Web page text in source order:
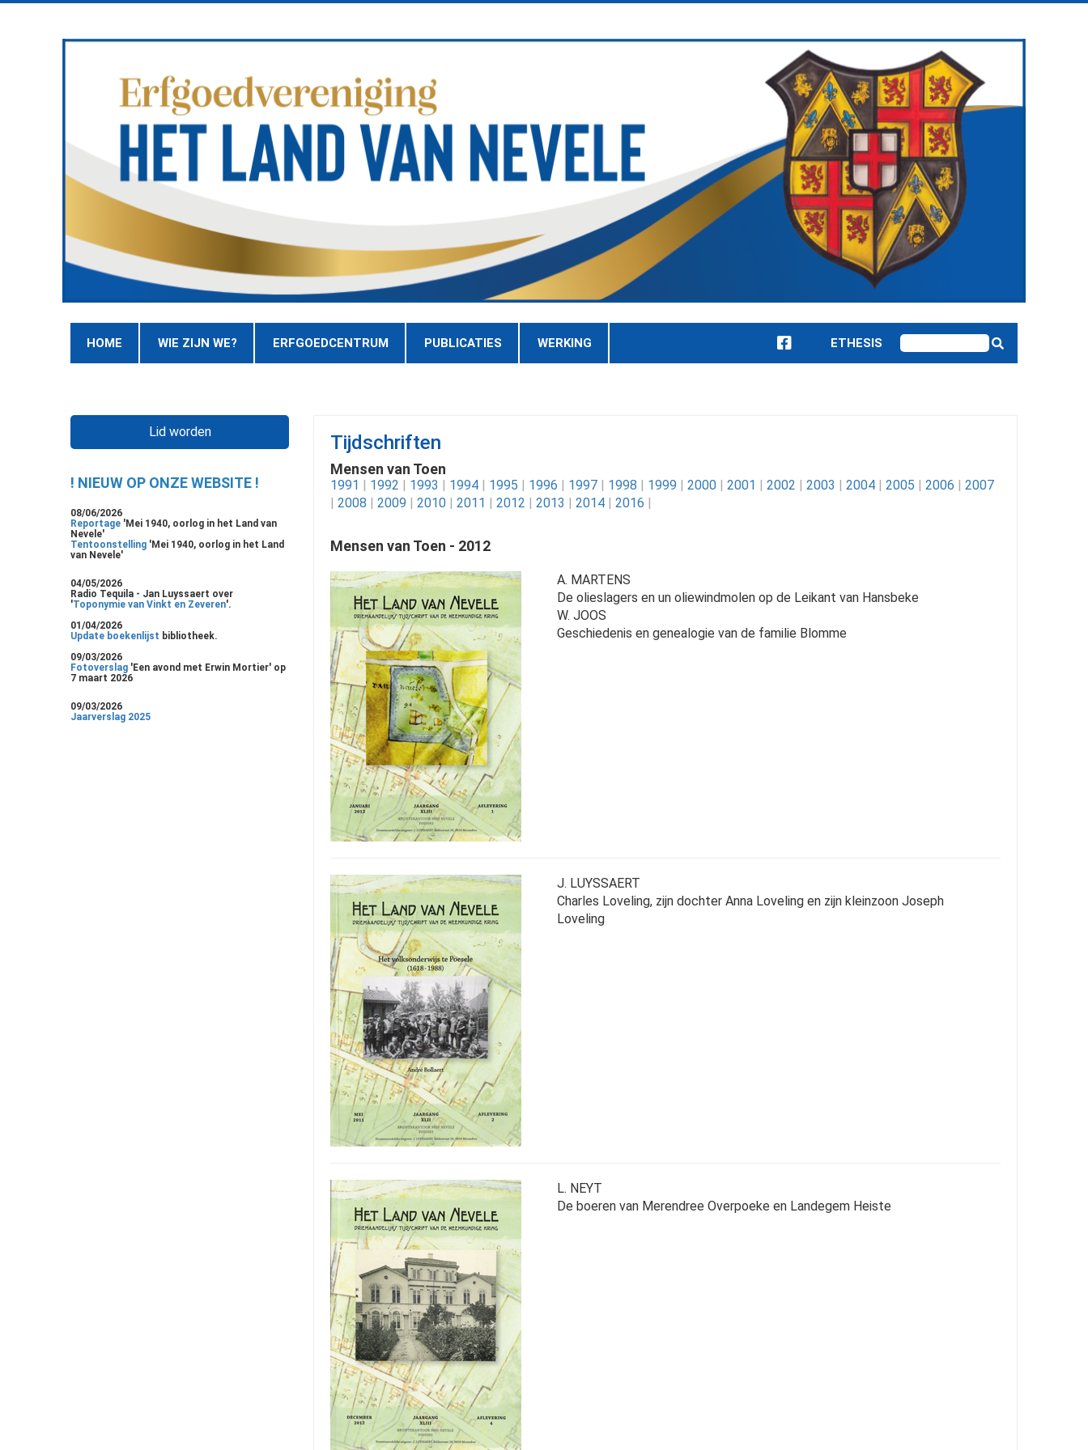
HOME WIE ZIJN WE? ERFGOEDCENTRUM PUBLICATIES WERKING ETHESIS
Lid worden
! NIEUW OP ONZE WEBSITE !
08/06/2026
Reportage 'Mei 1940, oorlog in het Land van
Nevele'
Tentoonstelling 'Mei 1940, oorlog in het Land
van Nevele'
04/05/2026
Radio Tequila - Jan Luyssaert over
'Toponymie van Vinkt en Zeveren'.
01/04/2026
Update boekenlijst bibliotheek.
09/03/2026
Fotoverslag 'Een avond met Erwin Mortier' op
7 maart 2026
09/03/2026
Jaarverslag 2025
Tijdschriften
Mensen van Toen
1991 | 1992 | 1993 | 1994 | 1995 | 1996 | 1997 | 1998 | 1999 | 2000 | 2001 | 2002 | 2003 | 2004 | 2005 | 2006 | 2007
| 2008 | 2009 | 2010 | 2011 | 2012 | 2013 | 2014 | 2016 |
Mensen van Toen - 2012
A. MARTENS
De olieslagers en un oliewindmolen op de Leikant van Hansbeke
W. JOOS
Geschiedenis en genealogie van de familie Blomme
J. LUYSSAERT
Charles Loveling, zijn dochter Anna Loveling en zijn kleinzoon Joseph
Loveling
L. NEYT
De boeren van Merendree Overpoeke en Landegem Heiste